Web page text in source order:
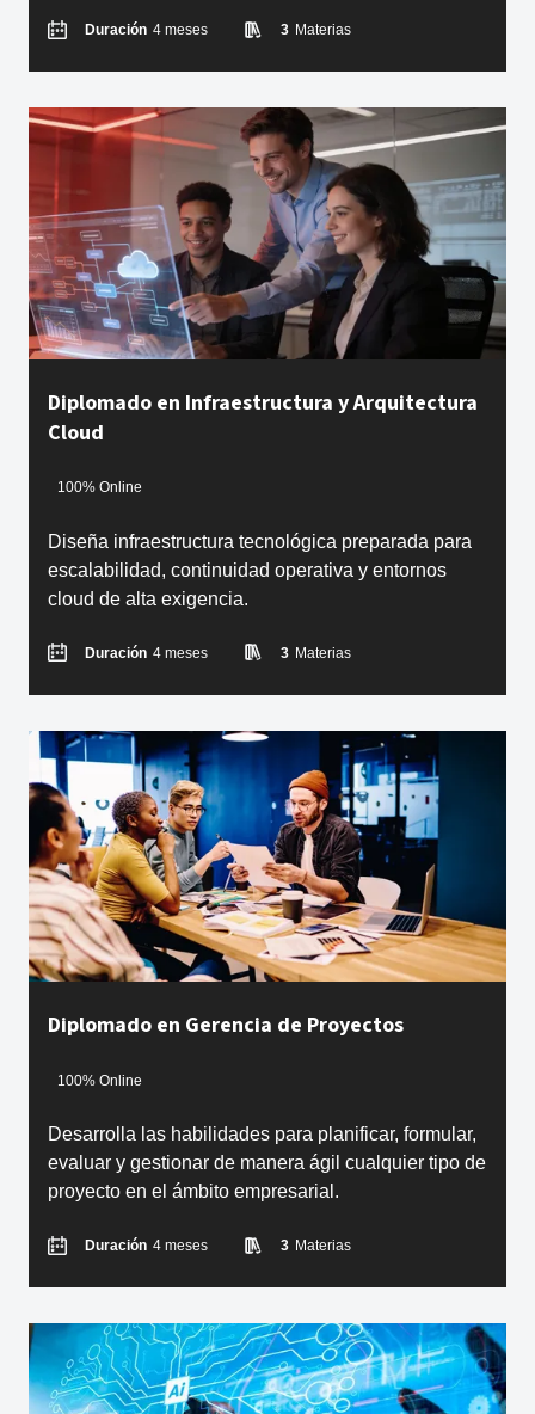
Duración 4 meses 3 Materias
Diplomado en Infraestructura y Arquitectura
Cloud
100% Online
Diseña infraestructura tecnológica preparada para
escalabilidad, continuidad operativa y entornos
cloud de alta exigencia.
Duración 4 meses 3 Materias
Diplomado en Gerencia de Proyectos
100% Online
Desarrolla las habilidades para planificar, formular,
evaluar y gestionar de manera ágil cualquier tipo de
proyecto en el ámbito empresarial.
Duración 4 meses 3 Materias